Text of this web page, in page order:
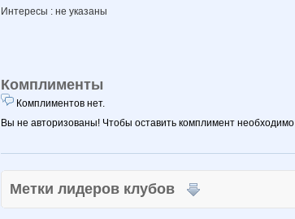
Интересы : не указаны
Комплименты
Комплиментов нет.
Вы не авторизованы! Чтобы оставить комплимент необходимо
Метки лидеров клубов